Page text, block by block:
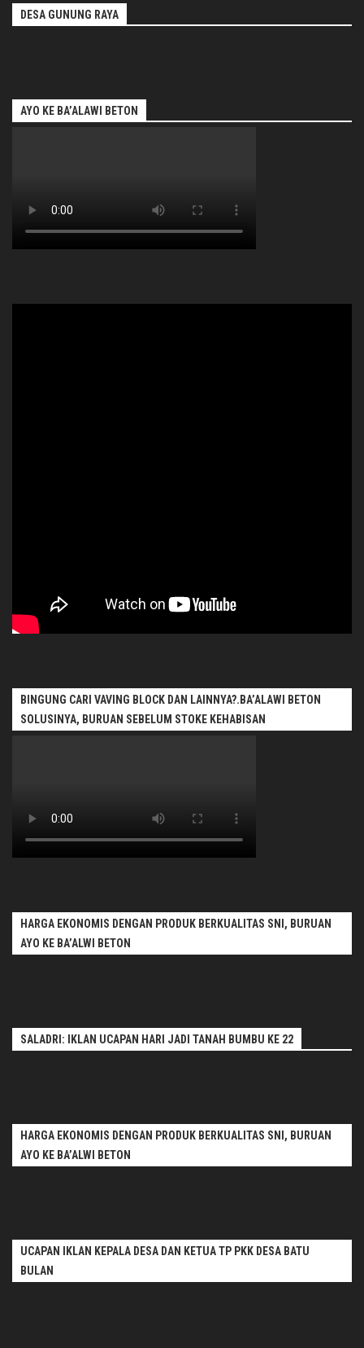
DESA GUNUNG RAYA
AYO KE BA’ALAWI BETON
BINGUNG CARI VAVING BLOCK DAN LAINNYA?.BA’ALAWI BETON
SOLUSINYA, BURUAN SEBELUM STOKE KEHABISAN
HARGA EKONOMIS DENGAN PRODUK BERKUALITAS SNI, BURUAN
AYO KE BA’ALWI BETON
SALADRI: IKLAN UCAPAN HARI JADI TANAH BUMBU KE 22
HARGA EKONOMIS DENGAN PRODUK BERKUALITAS SNI, BURUAN
AYO KE BA’ALWI BETON
UCAPAN IKLAN KEPALA DESA DAN KETUA TP PKK DESA BATU
BULAN